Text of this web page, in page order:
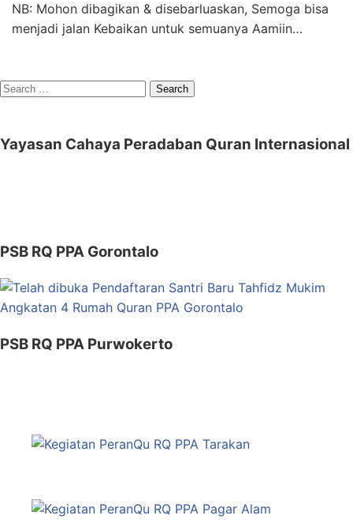
NB: Mohon dibagikan & disebarluaskan, Semoga bisa
menjadi jalan Kebaikan untuk semuanya Aamiin…
Search
Yayasan Cahaya Peradaban Quran Internasional
PSB RQ PPA Gorontalo
PSB RQ PPA Purwokerto